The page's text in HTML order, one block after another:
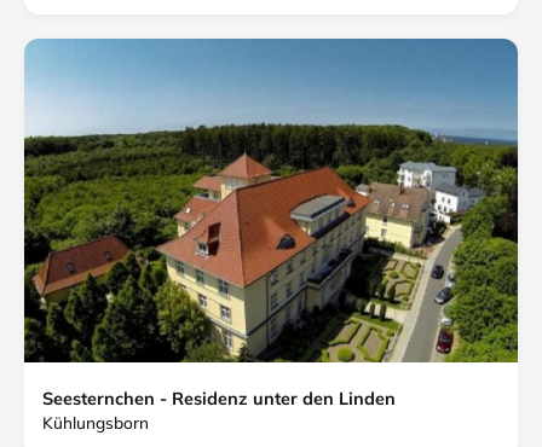
Seesternchen - Residenz unter den Linden
Kühlungsborn